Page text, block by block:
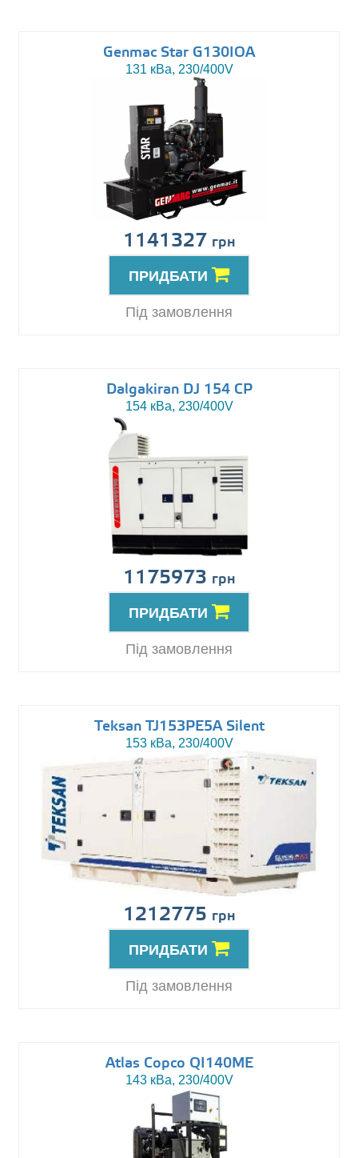
Genmac Star G130IOA
131 кВа, 230/400V
1141327 грн
ПРИДБАТИ
Під замовлення
Dalgakiran DJ 154 CP
154 кВа, 230/400V
1175973 грн
ПРИДБАТИ
Під замовлення
Teksan TJ153PE5A Silent
153 кВа, 230/400V
1212775 грн
ПРИДБАТИ
Під замовлення
Atlas Copco QI140ME
143 кВа, 230/400V